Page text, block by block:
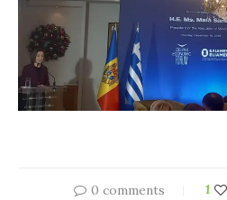
0 comments 1